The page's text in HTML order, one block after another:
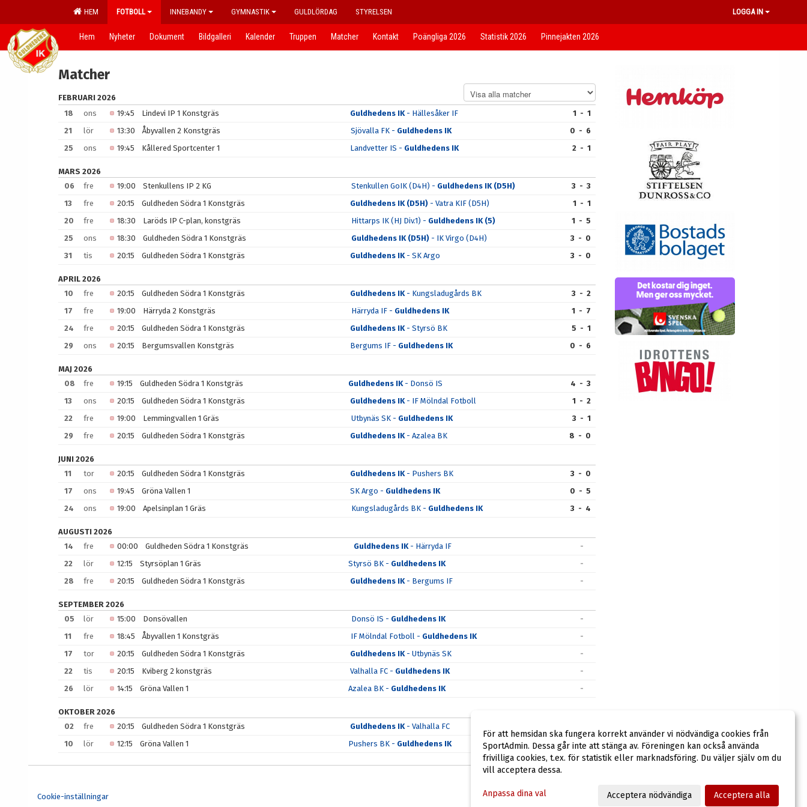
HEM FOTBOLL INNEBANDY GYMNASTIK GULDLÖRDAG STYRELSEN LOGGA IN
Hem Nyheter Dokument Bildgalleri Kalender Truppen Matcher Kontakt Poängliga 2026 Statistik 2026 Pinnejakten 2026
Matcher
FEBRUARI 2026
18
ons 19:45 Lindevi IP 1 Konstgräs Guldhedens IK- Hällesåker IF
1 - 1
21
lör 13:30Åbyvallen 2 Konstgräs Sjövalla FK - Guldhedens IK
0 - 6
25
ons 19:45 Kållered Sportcenter 1 Landvetter IS - Guldhedens IK 2 - 1
MARS 2026
06
fre 19:00 Stenkullens IP 2 KG Stenkullen GoIK (D4H) - Guldhedens IK (D5H)
3 - 3
13
fre 20:15 Guldheden Södra 1 Konstgräs Guldhedens IK (D5H) - Vatra KIF (D5H)
1 - 1
20
fre 18:30 Laröds IP C-plan, konstgräs Hittarps IK (HJ Div.1) - Guldhedens IK (5)
1 - 5
25
ons 18:30 Guldheden Södra 1 Konstgräs Guldhedens IK (D5H) - IK Virgo (D4H)
3 - 0
31
tis 20:15 Guldheden Södra 1 Konstgräs Guldhedens IK- SK Argo 3 - 0
APRIL 2026
10
fre 20:15 Guldheden Södra 1 Konstgräs Guldhedens IK- Kungsladugårds BK
3 - 2
17
fre 19:00 Härryda 2 Konstgräs Härryda IF - Guldhedens IK
1 - 7
24
fre 20:15 Guldheden Södra 1 Konstgräs Guldhedens IK- Styrsö BK
5 - 1
29
ons 20:15 Bergumsvallen Konstgräs Bergums IF - Guldhedens IK 0 - 6
MAJ 2026
08
fre 19:15 Guldheden Södra 1 Konstgräs Guldhedens IK- Donsö IS
4 - 3
13
ons 20:15 Guldheden Södra 1 Konstgräs Guldhedens IK- IF Mölndal Fotboll
1 - 2
22
fre 19:00 Lemmingvallen 1 Gräs Utbynäs SK - Guldhedens IK
3 - 1
29
fre 20:15 Guldheden Södra 1 Konstgräs Guldhedens IK- Azalea BK 8 - 0
JUNI 2026
11
tor 20:15 Guldheden Södra 1 Konstgräs Guldhedens IK- Pushers BK
3 - 0
17
ons 19:45 Gröna Vallen 1 SK Argo - Guldhedens IK
0 - 5
24
ons 19:00 Apelsinplan 1 Gräs Kungsladugårds BK - Guldhedens IK 3 - 4
AUGUSTI 2026
14
fre 00:00 Guldheden Södra 1 Konstgräs Guldhedens IK- Härryda IF
-
22
lör 12:15 Styrsöplan 1 Gräs Styrsö BK - Guldhedens IK
-
28
fre 20:15 Guldheden Södra 1 Konstgräs Guldhedens IK- Bergums IF -
SEPTEMBER 2026
05
lör 15:00 Donsövallen Donsö IS - Guldhedens IK
-
11
fre 18:45Åbyvallen 1 Konstgräs IF Mölndal Fotboll - Guldhedens IK
-
17
tor 20:15 Guldheden Södra 1 Konstgräs Guldhedens IK- Utbynäs SK
-
22
tis 20:15 Kviberg 2 konstgräs Valhalla FC - Guldhedens IK
-
26
lör 14:15 Gröna Vallen 1 Azalea BK - Guldhedens IK -
OKTOBER 2026
02
fre 20:15 Guldheden Södra 1 Konstgräs Guldhedens IK- Valhalla FC
10
lör 12:15 Gröna Vallen 1 Pushers BK - Guldhedens IK -
Cookie-inställningar
För att hemsidan ska fungera korrekt använder vi nödvändiga cookies från
SportAdmin. Dessa går inte att stänga av. Föreningen kan också använda
frivilliga cookies, t.ex. för statistik eller marknadsföring. Du väljer själv om du
vill acceptera dessa.
Anpassa dina val Acceptera nödvändiga Acceptera alla